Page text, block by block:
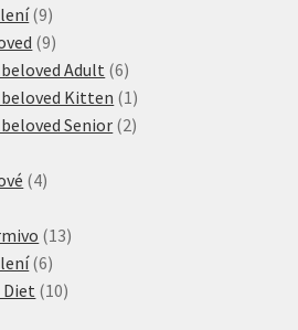
produktů
99
produktů
99
produktů
Adult 66
produktů
Kitten 1 1
produkt
Senior 22
44
1313
66
produktů
1010